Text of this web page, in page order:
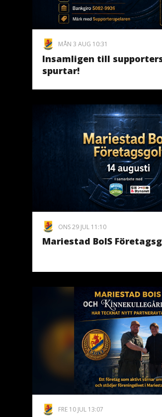
MÅN 3 AUG 10:31
Insamligen till
spurtar!
ONS 29 JUL 11:10
Mariestad BoIS
FRE 10 JUL 13:07